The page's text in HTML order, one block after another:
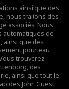
ainsi que des
nous traitons des
associés. Nous
automatiques de
ainsi que des
pour eau
trouverez
des
ainsi que tout le
John Guest.